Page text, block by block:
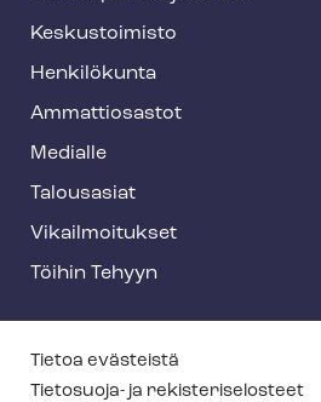
Keskustoimisto
Henkilökunta
Ammattiosastot
Medialle
Talousasiat
Vi­kail­moi­tuk­set
Töihin Tehyyn
T
e
Tietoa evästeistä
Tietosuoja- ja re­kis­te­ri­se­los­teet